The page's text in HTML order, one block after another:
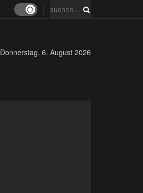
Donnerstag, 6. August 2026